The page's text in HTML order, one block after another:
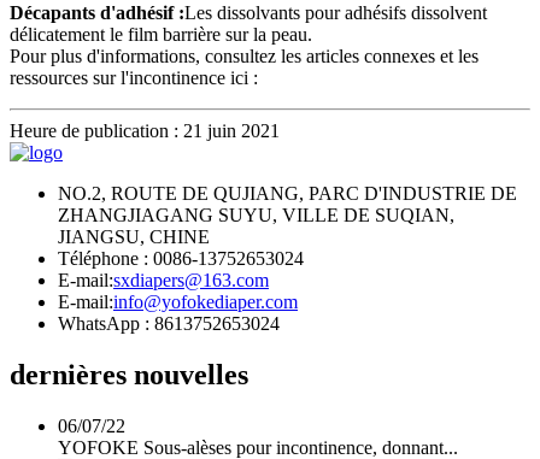
Décapants d'adhésif :Les dissolvants pour adhésifs dissolvent
délicatement le film barrière sur la peau.
Pour plus d'informations, consultez les articles connexes et les
ressources sur l'incontinence ici :
Heure de publication : 21 juin 2021
NO.2, ROUTE DE QUJIANG, PARC D'INDUSTRIE DE
ZHANGJIAGANG SUYU, VILLE DE SUQIAN,
JIANGSU, CHINE
Téléphone : 0086-13752653024
E-mail:sxdiapers@163.com
E-mail:info@yofokediaper.com
WhatsApp : 8613752653024
dernières nouvelles
06/07/22
YOFOKE Sous-alèses pour incontinence, donnant...